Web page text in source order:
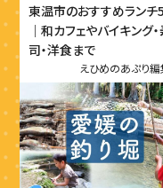
東温市のおすすめランチ
｜和カフェやバイキング
司・洋食まで
えひめのあぷり